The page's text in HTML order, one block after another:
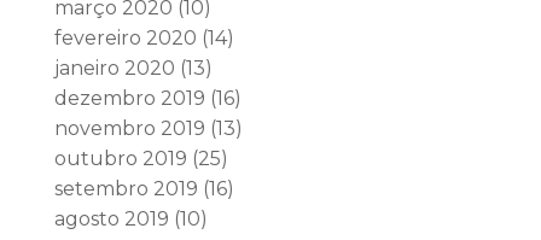
março 2020 (10)
fevereiro 2020 (14)
janeiro 2020 (13)
dezembro 2019 (16)
novembro 2019 (13)
outubro 2019 (25)
setembro 2019 (16)
agosto 2019 (10)